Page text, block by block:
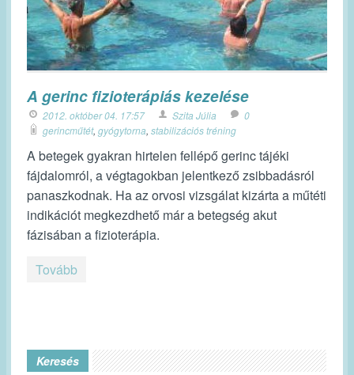
A gerinc fizioterápiás kezelése
2012. október 04. 17:57 Szita Júlia
0
gerincműtét, gyógytorna, stabilizációs tréning
A betegek gyakran hirtelen fellépő gerinc tájéki
fájdalomról, a végtagokban jelentkező zsibbadásról
panaszkodnak. Ha az orvosi vizsgálat kizárta a műtéti
indikációt megkezdhető már a betegség akut
fázisában a fizioterápia.
Tovább
Keresés